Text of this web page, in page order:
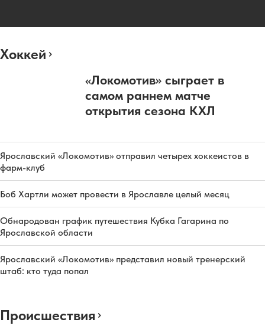
Хоккей
«Локомотив» сыграет в
самом раннем матче
открытия сезона КХЛ
Ярославский «Локомотив» отправил четырех хоккеистов в
фарм-клуб
Боб Хартли может провести в Ярославле целый месяц
Обнародован график путешествия Кубка Гагарина по
Ярославской области
Ярославский «Локомотив» представил новый тренерский
штаб: кто туда попал
Происшествия